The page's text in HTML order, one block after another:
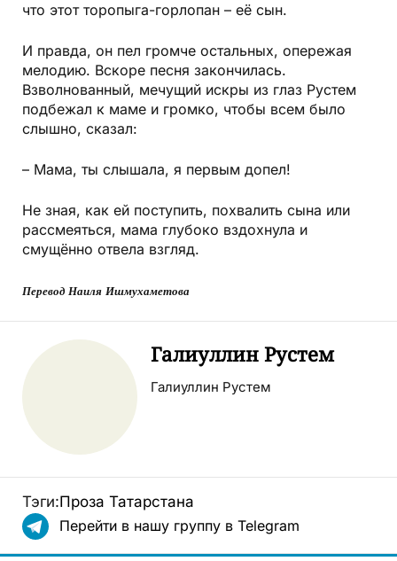
что этот торопыга-горлопан – её сын.
И правда, он пел громче остальных, опережая
мелодию. Вскоре песня закончилась.
Взволнованный, мечущий искры из глаз Рустем
подбежал к маме и громко, чтобы всем было
слышно, сказал:
– Мама, ты слышала, я первым допел!
Не зная, как ей поступить, похвалить сына или
рассмеяться, мама глубоко вздохнула и
смущённо отвела взгляд.
Перевод Наиля Ишмухаметова
Галиуллин Рустем
Галиуллин Рустем
Тэги:Проза Татарстана
Перейти в нашу группу в Telegram